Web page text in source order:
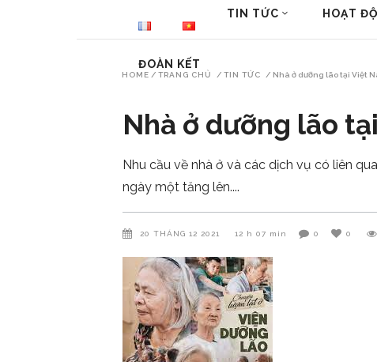
TIN TỨC HOẠT
ĐOÀN KẾT
HOME / TRANG CHỦ / TIN TỨC / Nhà ở dưỡng lão tại Việt
Nhà ở dưỡng lão
Nhu cầu về nhà ở và các dịch vụ có liên
ngày một tăng lên.
20 THÁNG 12 2021 12 h 07 min 0 0